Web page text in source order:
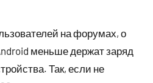
на форумах, о
меньше держат заряд
Так, если не